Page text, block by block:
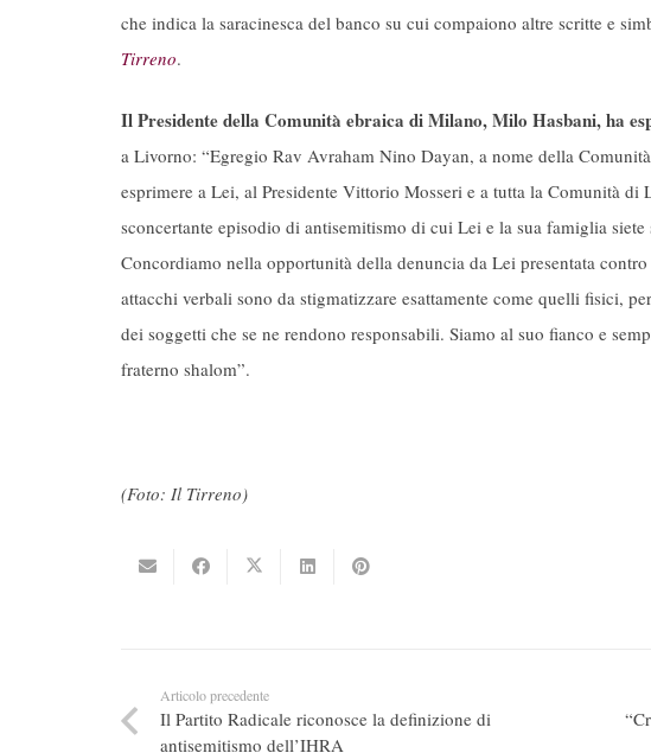
che indica la saracinesca del banco su cui compaiono altre scritte e
Tirreno.
Il Presidente della Comunità ebraica di Milano, Milo Hasbani, ha
a Livorno: “Egregio Rav Avraham Nino Dayan, a nome della
esprimere a Lei, al Presidente Vittorio Mosseri e a tutta la Comunità
sconcertante episodio di antisemitismo di cui Lei e la sua famiglia
Concordiamo nella opportunità della denuncia da Lei presentata
attacchi verbali sono da stigmatizzare esattamente come quelli fisici,
dei soggetti che se ne rendono responsabili. Siamo al suo fianco e
fraterno shalom”.
(Foto: Il Tirreno)
Articolo precedente
Il Partito Radicale riconosce la definizione di
antisemitismo dell’IHRA